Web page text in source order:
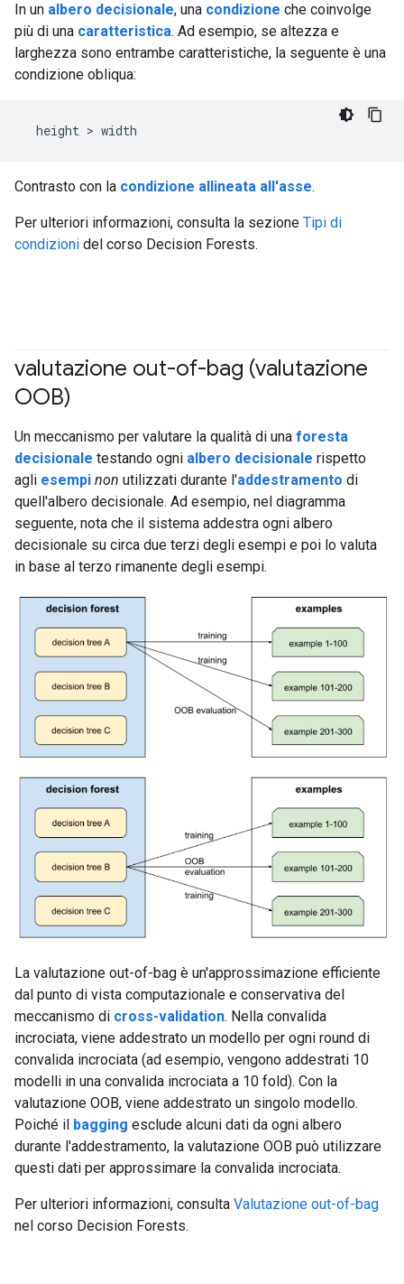
In un albero decisionale, una condizione che coinvolge
più di una caratteristica. Ad esempio, se altezza e
larghezza sono entrambe caratteristiche, la seguente è una
condizione obliqua:
Contrasto con la condizione allineata all'asse.
Per ulteriori informazioni, consulta la sezione Tipi di
condizioni del corso Decision Forests.
valutazione out-of-bag (valutazione
OOB)
Un meccanismo per valutare la qualità di una foresta
decisionale testando ogni albero decisionale rispetto
agli esempi non utilizzati durante l'addestramento di
quell'albero decisionale. Ad esempio, nel diagramma
seguente, nota che il sistema addestra ogni albero
decisionale su circa due terzi degli esempi e poi lo valuta
in base al terzo rimanente degli esempi.
La valutazione out-of-bag è un'approssimazione efficiente
dal punto di vista computazionale e conservativa del
meccanismo di cross-validation. Nella convalida
incrociata, viene addestrato un modello per ogni round di
convalida incrociata (ad esempio, vengono addestrati 10
modelli in una convalida incrociata a 10 fold). Con la
valutazione OOB, viene addestrato un singolo modello.
Poiché il bagging esclude alcuni dati da ogni albero
durante l'addestramento, la valutazione OOB può utilizzare
questi dati per approssimare la convalida incrociata.
Per ulteriori informazioni, consulta Valutazione out-of-bag
nel corso Decision Forests.